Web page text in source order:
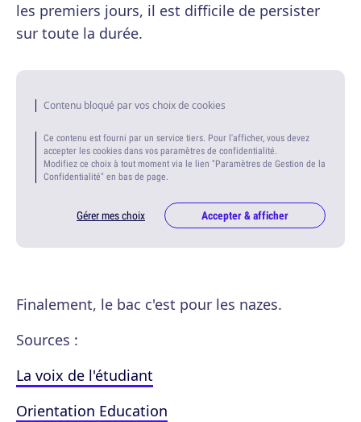
les premiers jours, il est difficile de persister
sur toute la durée.
Contenu bloqué par vos choix de cookies
Ce contenu est fourni par un service tiers. Pour l'afficher, vous devez
accepter les cookies dans vos paramètres de confidentialité.
Modifiez ce choix à tout moment via le lien "Paramètres de Gestion de la
Confidentialité" en bas de page.
Gérer mes choix Accepter & afficher
Finalement, le bac c'est pour les nazes.
Sources :
La voix de l'étudiant
Orientation Education